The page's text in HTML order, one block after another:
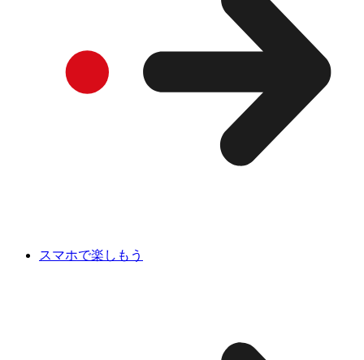
スマホで楽しもう